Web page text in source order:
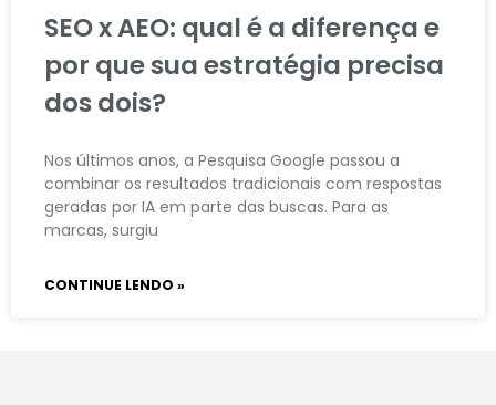
SEO x AEO: qual é a diferença e
por que sua estratégia precisa
dos dois?
Nos últimos anos, a Pesquisa Google passou a
combinar os resultados tradicionais com respostas
geradas por IA em parte das buscas. Para as
marcas, surgiu
CONTINUE LENDO »